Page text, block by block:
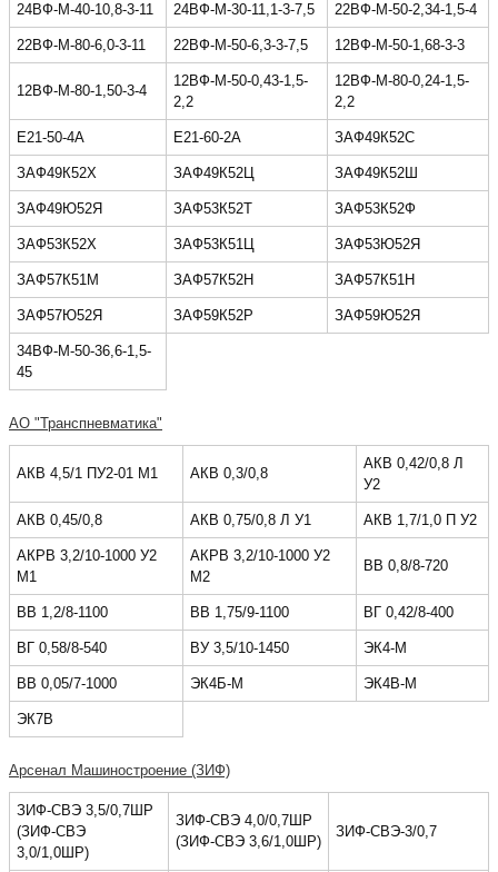
24ВФ-М-40-10,8-3-11 24ВФ-М-30-11,1-3-7,5 22ВФ-М-50-2,34-1,5-4
22ВФ-М-80-6,0-3-11 22ВФ-М-50-6,3-3-7,5 12ВФ-М-50-1,68-3-3
12ВФ-М-80-1,50-3-4
12ВФ-М-50-0,43-1,5-
2,2
12ВФ-М-80-0,24-1,5-
2,2
Е21-50-4А Е21-60-2А ЗАФ49К52С
ЗАФ49К52Х ЗАФ49К52Ц ЗАФ49К52Ш
ЗАФ49Ю52Я ЗАФ53К52Т ЗАФ53К52Ф
ЗАФ53К52Х ЗАФ53К51Ц ЗАФ53Ю52Я
ЗАФ57К51М ЗАФ57К52Н ЗАФ57К51Н
ЗАФ57Ю52Я ЗАФ59К52Р ЗАФ59Ю52Я
34ВФ-М-50-36,6-1,5-
45
АО "Транспневматика"
АКВ 4,5/1 ПУ2-01 М1 АКВ 0,3/0,8
АКВ 0,42/0,8 Л
У2
АКВ 0,45/0,8 АКВ 0,75/0,8 Л У1 АКВ 1,7/1,0 П У2
АКРВ 3,2/10-1000 У2
М1
АКРВ 3,2/10-1000 У2
М2
ВВ 0,8/8-720
ВВ 1,2/8-1100 ВВ 1,75/9-1100 ВГ 0,42/8-400
ВГ 0,58/8-540 ВУ 3,5/10-1450 ЭК4-М
ВВ 0,05/7-1000 ЭК4Б-М ЭК4В-М
ЭК7В
Арсенал Машиностроение (ЗИФ)
ЗИФ-СВЭ 3,5/0,7ШР
(ЗИФ-СВЭ
3,0/1,0ШР)
ЗИФ-СВЭ 4,0/0,7ШР
(ЗИФ-СВЭ 3,6/1,0ШР)
ЗИФ-СВЭ-3/0,7